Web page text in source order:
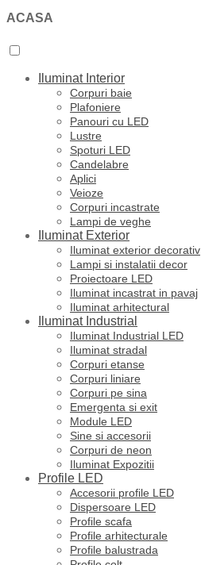
ACASA
Iluminat Interior
Corpuri baie
Plafoniere
Panouri cu LED
Lustre
Spoturi LED
Candelabre
Aplici
Veioze
Corpuri incastrate
Lampi de veghe
Iluminat Exterior
Iluminat exterior decorativ
Lampi si instalatii decor
Proiectoare LED
Iluminat incastrat in pavaj
Iluminat arhitectural
Iluminat Industrial
Iluminat Industrial LED
Iluminat stradal
Corpuri etanse
Corpuri liniare
Corpuri pe sina
Emergenta si exit
Module LED
Sine si accesorii
Corpuri de neon
Iluminat Expozitii
Profile LED
Accesorii profile LED
Dispersoare LED
Profile scafa
Profile arhitecturale
Profile balustrada